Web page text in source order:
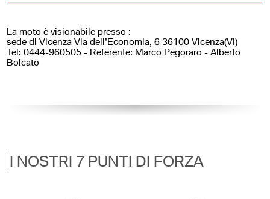
La moto è visionabile presso :
sede di Vicenza Via dell'Economia, 6 36100 Vicenza(VI)
Tel: 0444-960505 - Referente: Marco Pegoraro - Alberto
Bolcato
I NOSTRI 7 PUNTI DI FORZA